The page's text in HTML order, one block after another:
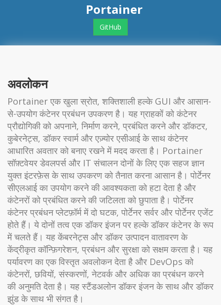
Portainer
GitHub
अवलोकन
Portainer एक खुला स्रोत, शक्तिशाली हल्के GUI और आसान-
से-उपयोग कंटेनर प्रबंधन उपकरण है। यह ग्राहकों को कंटेनर
प्रौद्योगिकी को अपनाने, निर्माण करने, प्रबंधित करने और डॉकटर,
कुबेरनेट्स, डॉकर स्वार्म और एज़्योर एसीआई के साथ कंटेनर
आधारित अवतार को बनाए रखने में मदद करता है। Portainer
सॉफ़्टवेयर डेवलपर्स और IT संचालन दोनों के लिए एक सहज ज्ञान
युक्त इंटरफ़ेस के साथ उपकरण को तैनात करना आसान है। पोर्टेनर
सीएलआई का उपयोग करने की आवश्यकता को हटा देता है और
कंटेनरों को प्रबंधित करने की जटिलता को छुपाता है। पोर्टेनर
कंटेनर प्रबंधन प्लेटफ़ॉर्म में दो घटक, पोर्टेनर सर्वर और पोर्टेनर एजेंट
होते हैं। ये दोनों तत्व एक डॉकर इंजन पर हल्के डॉकर कंटेनर के रूप
में चलते हैं। यह केंबरनेट्स और डॉकर उत्पादन वातावरण के
केंद्रीकृत कॉन्फ़िगरेशन, प्रबंधन और सुरक्षा को सक्षम करता है। यह
पर्यावरण का एक विस्तृत अवलोकन देता है और DevOps को
कंटेनरों, छवियों, संस्करणों, नेटवर्क और अधिक का प्रबंधन करने
की अनुमति देता है। यह स्टैंडअलोन डॉकर इंजन के साथ और डॉकर
झुंड के साथ भी संगत है।